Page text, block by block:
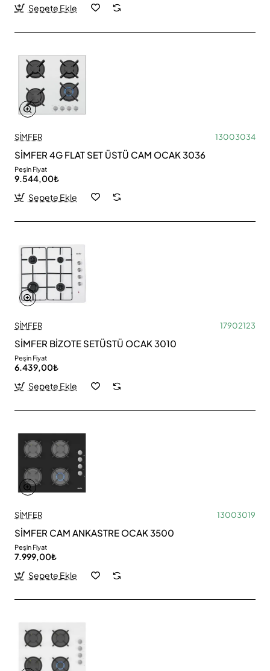
Sepete Ekle
SİMFER 13003034
SİMFER 4G FLAT SET ÜSTÜ CAM OCAK 3036
Peşin Fiyat
9.544,00₺
Sepete Ekle
SİMFER 17902123
SİMFER BİZOTE SETÜSTÜ OCAK 3010
Peşin Fiyat
6.439,00₺
Sepete Ekle
SİMFER 13003019
SİMFER CAM ANKASTRE OCAK 3500
Peşin Fiyat
7.999,00₺
Sepete Ekle